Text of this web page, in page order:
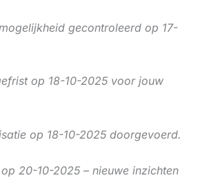
gecontroleerd op 17-
op 18-10-2025 voor jouw
op 18-10-2025 doorgevoerd.
20-10-2025 – nieuwe inzichten